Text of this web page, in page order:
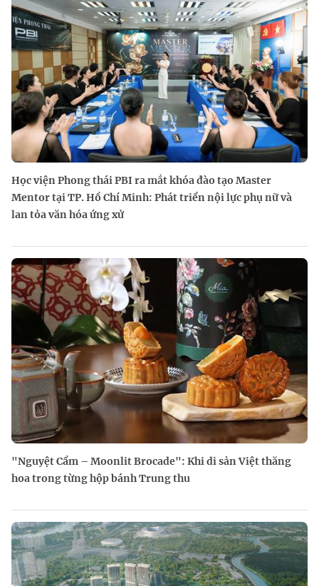
Học viện Phong thái PBI ra mắt khóa đào tạo Master
Mentor tại TP. Hồ Chí Minh: Phát triển nội lực phụ nữ và
lan tỏa văn hóa ứng xử
"Nguyệt Cẩm – Moonlit Brocade": Khi di sản Việt thăng
hoa trong từng hộp bánh Trung thu